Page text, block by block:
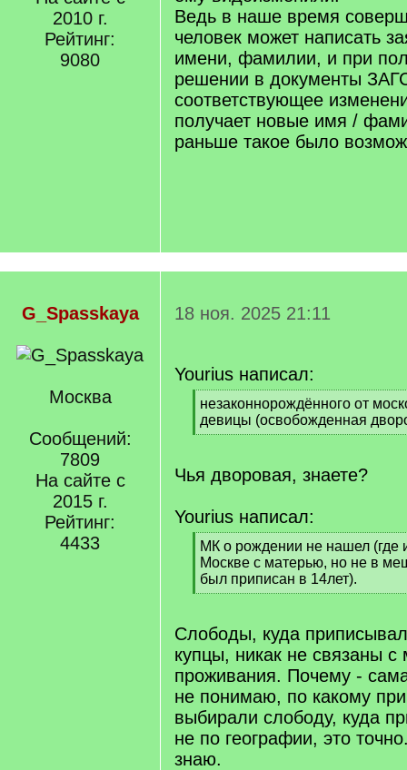
2010 г.
Рейтинг:
9080
Ведь в наше время
человек может написать
имени, фамилии, и при
решении в документы
соответствующее
получает новые имя /
раньше такое было
G_Spasskaya
Москва
Сообщений:
7809
На сайте с
2015 г.
Рейтинг:
4433
18 ноя. 2025 21:11
Yourius написал:
[
q
]
незаконнорождённого от
девицы (освобожденная
[
q
]
Чья дворовая, знаете?
Yourius написал:
[
q
]
МК о рождении не нашел (где
Москве с матерью, но не в
был приписан в 14лет).
[
q
]
Слободы, куда
купцы, никак не связаны с
проживания. Почему -
не понимаю, по какому
выбирали слободу, куда
не по географии, это
знаю.